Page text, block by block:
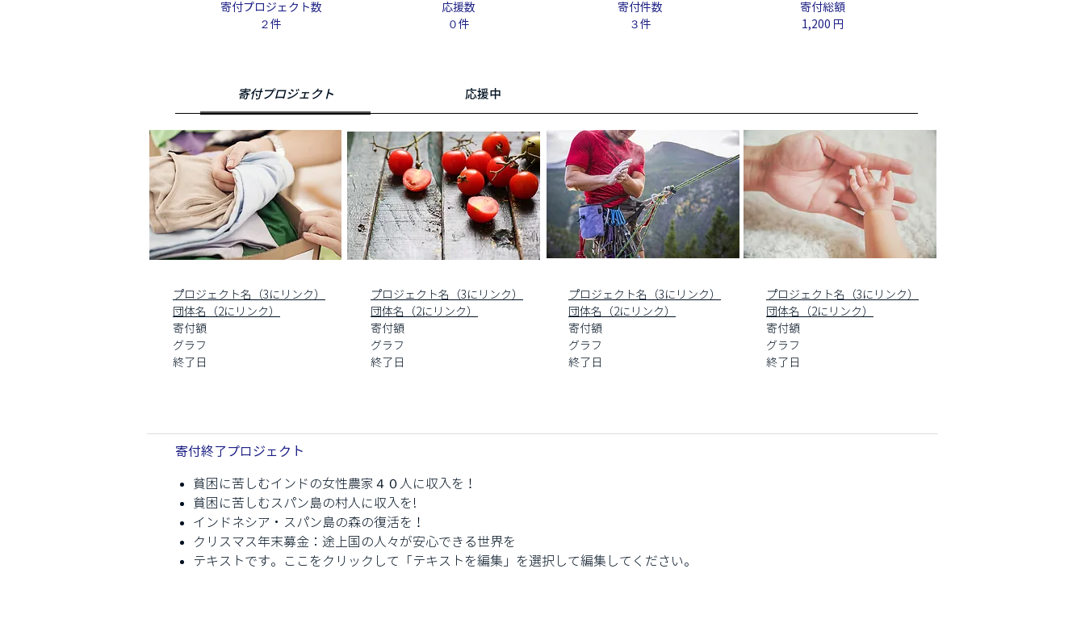
寄付プロジェクト数
２件
​応援数
０件
寄付件数
３件
​寄付総額
1,200 円
プロジェクト名（3にリンク）
団体名（2にリンク）
寄付額
グラフ
終了日
プロジェクト名（3にリンク）
団体名（2にリンク）
寄付額
グラフ
終了日
プロジェクト名（3にリンク）
団体名（2にリンク）
寄付額
グラフ
終了日
プロジェクト名（3にリンク）
団体名（2にリンク）
寄付額
グラフ
終了日
寄付終了プロジェクト
貧困に苦しむインドの女性農家４０人に収入を！
貧困に苦しむスパン島の村人に収入を!
インドネシア・スパン島の森の復活を！
クリスマス年末募金：途上国の人々が安心できる世界を
テキストです。ここをクリックして「テキストを編集」を選択して編集してください。